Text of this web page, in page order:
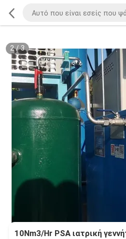
2/3
10Nm3/Hr PSA ιατρική